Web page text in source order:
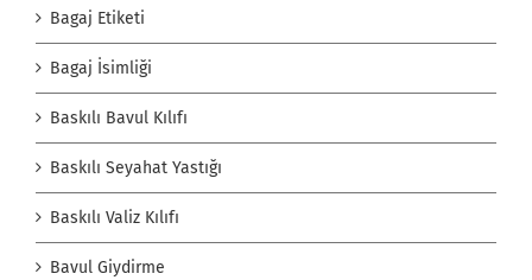
Bagaj Etiketi
Bagaj İsimliği
Baskılı Bavul Kılıfı
Baskılı Seyahat Yastığı
Baskılı Valiz Kılıfı
Bavul Giydirme